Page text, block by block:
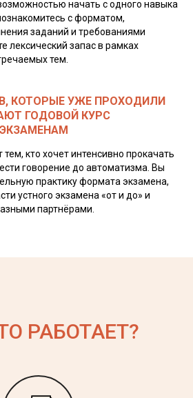
начать с одного навыка
с форматом,
заданий и требованиями
лексический запас в рамках
тем.
КОТОРЫЕ УЖЕ ПРОХОДИЛИ
ГОДОВОЙ КУРС
тем, кто хочет интенсивно прокачать
говорение до автоматизма. Вы
практику формата экзамена,
устного экзамена «от и до» и
партнёрами.
РАБОТАЕТ?